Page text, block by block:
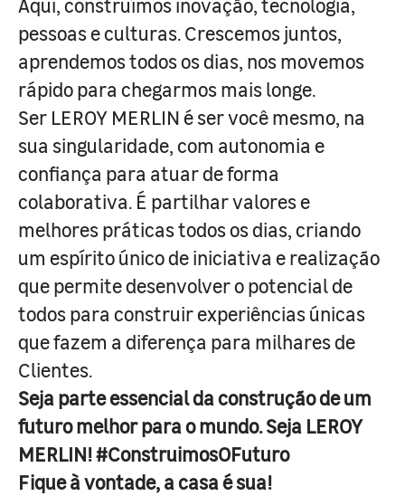
pessoas e culturas. Crescemos juntos,
aprendemos todos os dias, nos movemos
rápido para chegarmos mais longe.
Ser LEROY MERLIN é ser você mesmo, na
sua singularidade, com autonomia e
confiança para atuar de forma
colaborativa. É partilhar valores e
melhores práticas todos os dias, criando
um espírito único de iniciativa e realização
que permite desenvolver o potencial de
todos para construir experiências únicas
que fazem a diferença para milhares de
Clientes.
Seja parte essencial da construção de um
futuro melhor para o mundo. Seja LEROY
MERLIN! #ConstruimosOFuturo
Fique à vontade, a casa é sua!